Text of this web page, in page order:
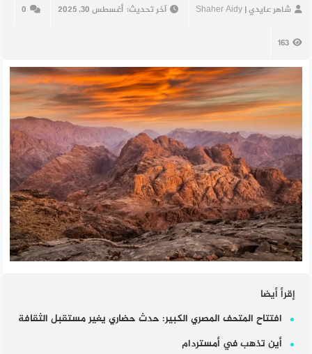
شاهر عايدي | Shaher Aidy آخر تحديث: أغسطس 30, 2025 0
163
إقرأ أيضا
افتتاح المتحف المصري الكبير: حدث حضاري يغير مستقبل الثقافة
أين تذهب في أمستردام